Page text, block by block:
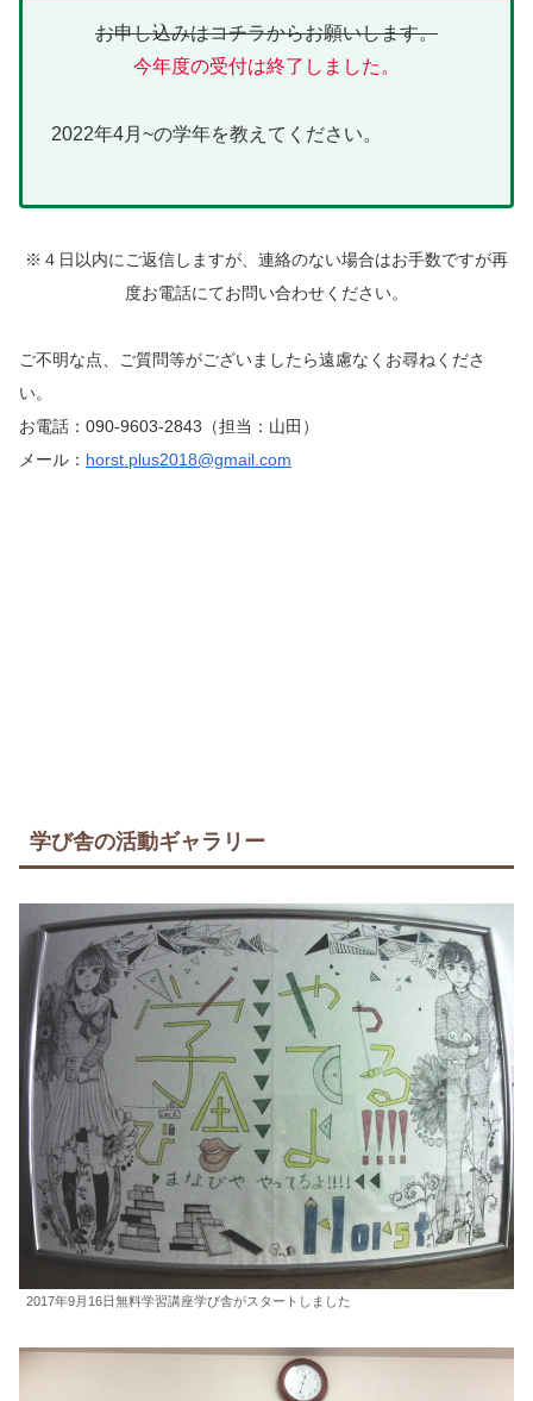
お申し込みはコチラからお願いします。
今年度の受付は終了しました。
2022年4月~の学年を教えてください。
※４日以内にご返信しますが、連絡のない場合はお手数ですが再
度お電話にてお問い合わせください。
ご不明な点、ご質問等がございましたら遠慮なくお尋ねくださ
い。
お電話：090-9603-2843（担当：山田）
メール： horst.plus2018@gmail.com
学び舎の活動ギャラリー
2017年9月16日無料学習講座学び舎がスタートしました